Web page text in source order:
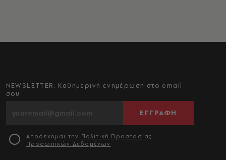
NEWSLETTER: Καθημερινή ενημέρωση στο email
σου
ΕΓΓΡΑΦΗ
Αποδέχομαι την Πολιτική Προστασίας
Προσωπικών Δεδομένων